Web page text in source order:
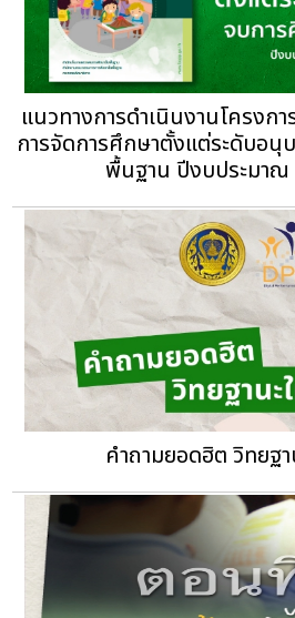
แนวทางการดำเนินงานโครงก
การจัดการศึกษาตั้งแต่ระดับอ
พื้นฐาน ปีงบประมา
คำถามยอดฮิต วิทยฐา